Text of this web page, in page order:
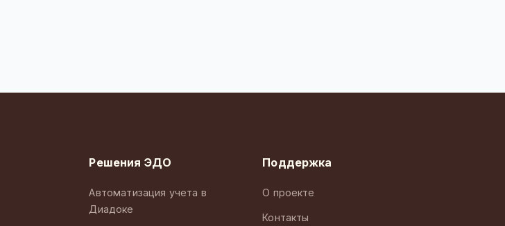
Решения ЭДО
Автоматизация учета в
Диадоке
Поддержка
О проекте
Контакты